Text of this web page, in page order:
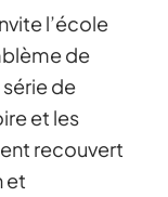
l’école
de
de
et les
recouvert
et